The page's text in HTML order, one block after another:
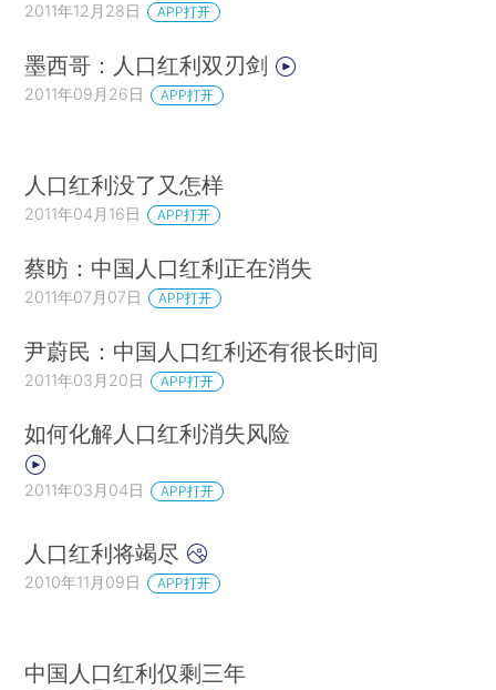
2011年12月28日 APP打开
墨西哥：人口红利双刃剑
2011年09月26日 APP打开
人口红利没了又怎样
2011年04月16日 APP打开
蔡昉：中国人口红利正在消失
2011年07月07日 APP打开
尹蔚民：中国人口红利还有很长时间
2011年03月20日 APP打开
如何化解人口红利消失风险
2011年03月04日 APP打开
人口红利将竭尽
2010年11月09日 APP打开
中国人口红利仅剩三年